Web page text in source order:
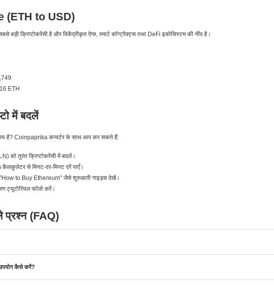
(ETH to USD)
बड़ी क्रिप्टोकरेंसी है और विकेंद्रीकृत ऐप्स, स्मार्ट कॉन्ट्रैक्ट्स तथा DeFi इकोसिस्टम की नींव है।
ETH
में बदलें
है? Coinpaprika कन्वर्टर के साथ आप कर सकते हैं:
को तुरंत क्रिप्टोकरेंसी में बदलें।
से मिनट-दर-मिनट दरें पाएँ।
to Buy Ethereum" जैसे शुरुआती गाइड्स देखें।
ट्यूटोरियल फॉलो करें।
प्रश्न (FAQ)
कैसे करें?